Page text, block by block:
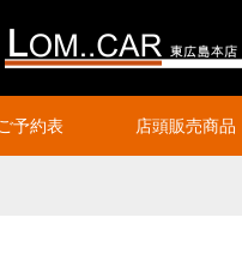
ご予約表 店頭販売商品